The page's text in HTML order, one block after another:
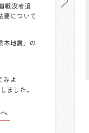
戦没者追
要について
本地震」の
みよ
ました。